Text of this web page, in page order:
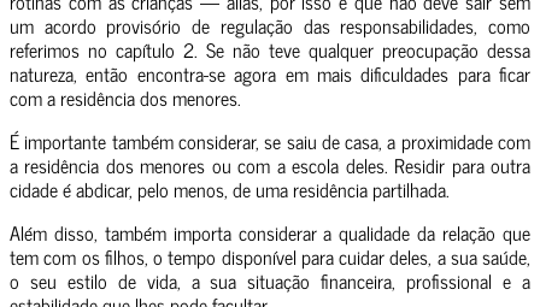
um acordo provisório de regulação das responsabilidades, como
referimos no capítulo 2. Se não teve qualquer preocupação dessa
natureza, então encontra-se agora em mais dificuldades para ficar
com a residência dos menores.
É importante também considerar, se saiu de casa, a proximidade com
a residência dos menores ou com a escola deles. Residir para outra
cidade é abdicar, pelo menos, de uma residência partilhada.
Além disso, também importa considerar a qualidade da relação que
tem com os filhos, o tempo disponível para cuidar deles, a sua saúde,
o seu estilo de vida, a sua situação financeira, profissional e a